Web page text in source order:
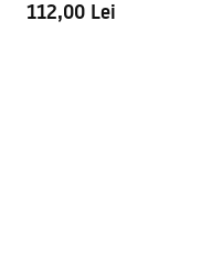
112,00 Lei